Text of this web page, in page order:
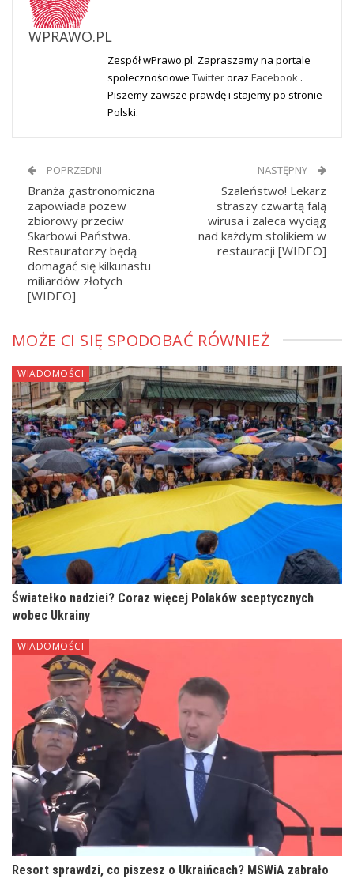
WPRAWO.PL
Zespół wPrawo.pl. Zapraszamy na portale
społecznościowe Twitteroraz Facebook .
Piszemy zawsze prawdę i stajemy po stronie
Polski.
POPRZEDNI
Branża gastronomiczna
zapowiada pozew
zbiorowy przeciw
Skarbowi Państwa.
Restauratorzy będą
domagać się kilkunastu
miliardów złotych
[WIDEO]
NASTĘPNY
Szaleństwo! Lekarz
straszy czwartą falą
wirusa i zaleca wyciąg
nad każdym stolikiem w
restauracji [WIDEO]
MOŻE CI SIĘ SPODOBAĆ RÓWNIEŻ
WIADOMOŚCI
Światełko nadziei? Coraz więcej Polaków sceptycznych
wobec Ukrainy
WIADOMOŚCI
Resort sprawdzi, co piszesz o Ukraińcach? MSWiA zabrało